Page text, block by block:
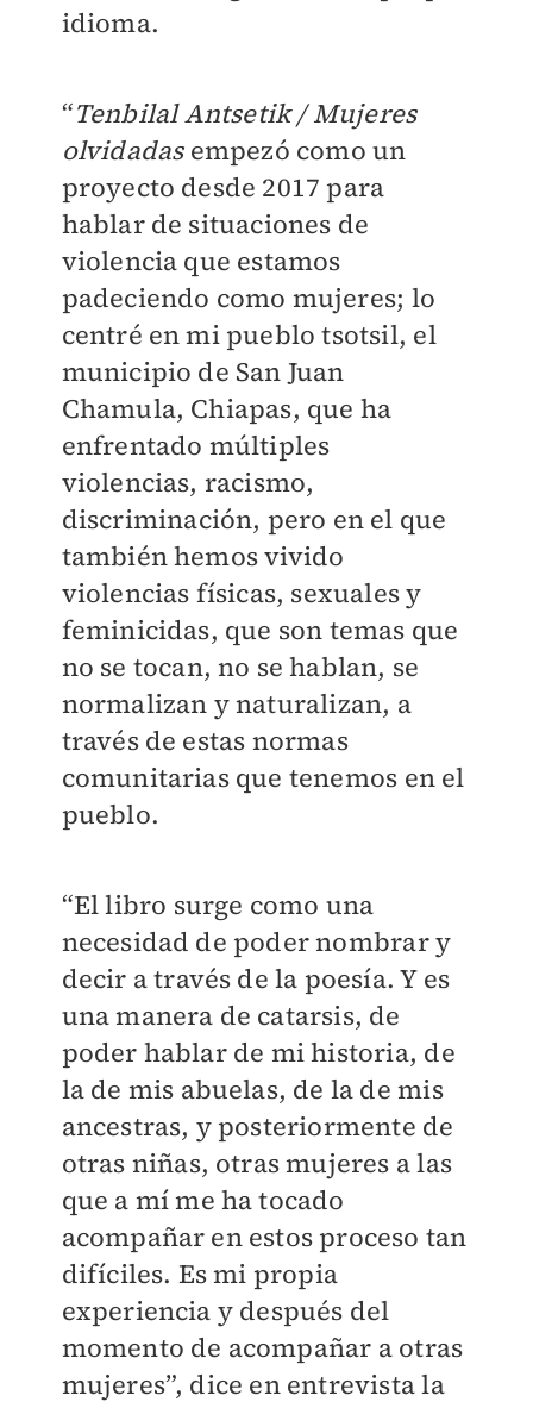
idioma.
“Tenbilal Antsetik / Mujeres
olvidadasempezó como un
proyecto desde 2017 para
hablar de situaciones de
violencia que estamos
padeciendo como mujeres; lo
centré en mi pueblo tsotsil, el
municipio de San Juan
Chamula, Chiapas, que ha
enfrentado múltiples
violencias, racismo,
discriminación, pero en el que
también hemos vivido
violencias físicas, sexuales y
feminicidas, que son temas que
no se tocan, no se hablan, se
normalizan y naturalizan, a
través de estas normas
comunitarias que tenemos en el
pueblo.
“El libro surge como una
necesidad de poder nombrar y
decir a través de la poesía. Y es
una manera de catarsis, de
poder hablar de mi historia, de
la de mis abuelas, de la de mis
ancestras, y posteriormente de
otras niñas, otras mujeres a las
que a mí me ha tocado
acompañar en estos proceso tan
difíciles. Es mi propia
experiencia y después del
momento de acompañar a otras
mujeres”, dice en entrevista la